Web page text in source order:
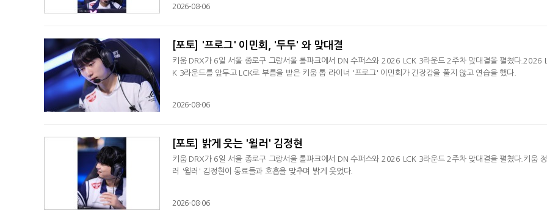
2026-08-06
[포토] '프로그' 이민회, '두두' 와 맞대결
키움 DRX가 6일 서울 종로구 그랑서울 롤파크에서 DN 수퍼스와 2026 LCK 3라운드 2주차 맞대결을 펼쳤다.2026
K 3라운드를 앞두고 LCK로 부름을 받은 키움 톱 라이너 '프로그' 이민회가 긴장감을 풀지 않고 연습을 했다.
2026-08-06
[포토] 밝게 웃는 '윌러' 김정현
키움 DRX가 6일 서울 종로구 그랑서울 롤파크에서 DN 수퍼스와 2026 LCK 3라운드 2주차 맞대결을 펼쳤다.키움
러 '윌러' 김정현이 동료들과 호흡을 맞추며 밝게 웃었다.
2026-08-06